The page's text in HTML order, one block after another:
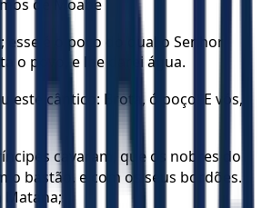
de Moabe
esse é o poço do qual o Senhor
o povo, e lhe darei água.
este cântico: Brota, ó poço! E vós,
cavaram, que os nobres do
o bastão, e com os seus bordões.
Matana;